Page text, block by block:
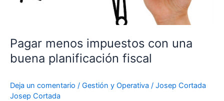
Pagar menos impuestos con una
buena planificación fiscal
Deja un comentario / Gestión y Operativa / Josep Cortada
Josep Cortada